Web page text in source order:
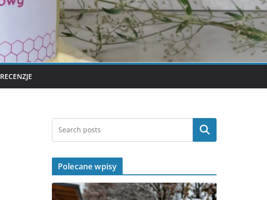
RECENZJE
Szukaj
Polecane wpisy